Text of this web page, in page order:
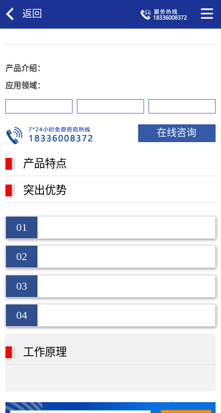
返回
产品介绍：
应用领域：
在线咨询
产品特点
突出优势
01
02
03
04
工作原理